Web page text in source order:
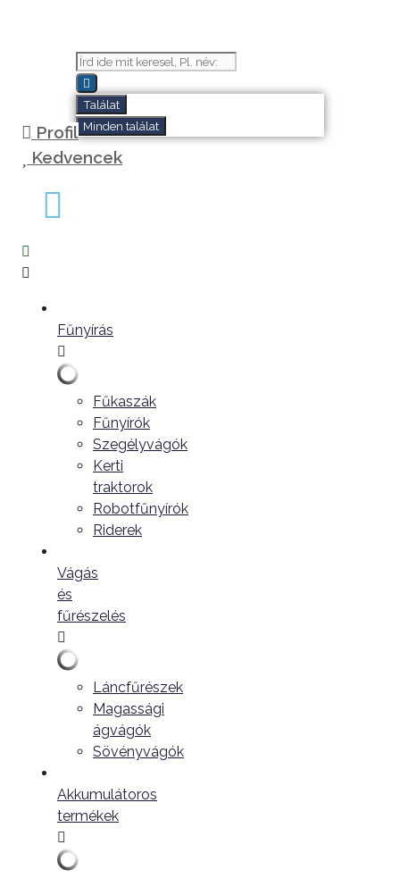
tartalombaSearch
...
Találat
Minden találat
Profil
Kedvencek
Fűnyírás
Fűkaszák
Fűnyírók
Szegélyvágók
Kerti
traktorok
Robotfűnyírók
Riderek
Vágás
és
fűrészelés
Láncfűrészek
Magassági
ágvágók
Sövényvágók
Akkumulátoros
termékek